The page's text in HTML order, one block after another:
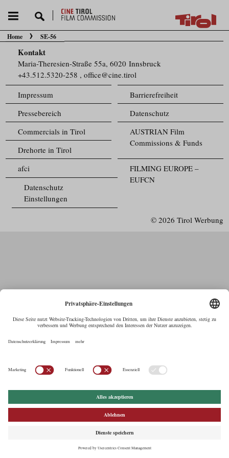
Sie befinden sich hier:
Home SE-56
Kontakt
Maria-Theresien-Straße 55a, 6020 Innsbruck
+43.512.5320-258 ,office@cine.tirol
Impressum
Barrierefreiheit
Pressebereich
Datenschutz
Commercials in Tirol
AUSTRIAN Film
Commissions & Funds
Drehorte in Tirol
FILMING EUROPE –
EUFCN
afci
Datenschutz
Einstellungen
© 2026 Tirol Werbung